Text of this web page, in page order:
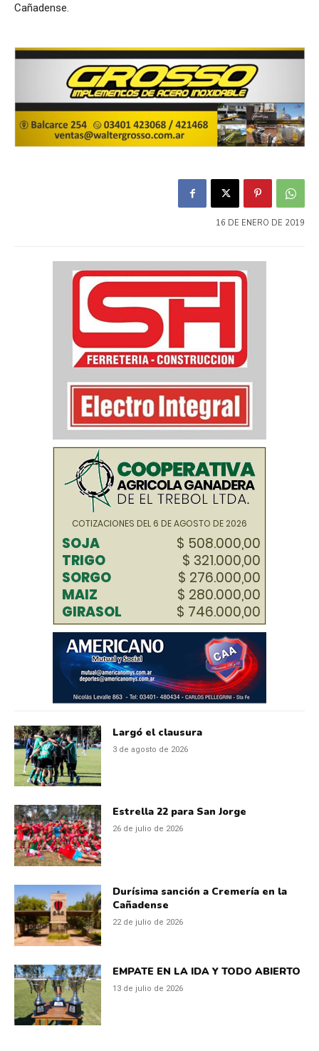
Cañadense.
16 DE ENERO DE 2019
Largó el clausura
3 de agosto de 2026
Estrella 22 para San Jorge
26 de julio de 2026
Durísima sanción a Cremería en la
Cañadense
22 de julio de 2026
EMPATE EN LA IDA Y TODO ABIERTO
13 de julio de 2026